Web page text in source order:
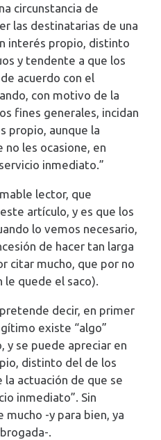
circunstancia de
las destinatarias de una
interés propio, distinto
y tendente a que los
acuerdo con el
con motivo de la
fines generales, incidan
propio, aunque la
les ocasione, en
inmediato.”
lector, que
artículo, y es que los
lo vemos necesario,
de hacer tan larga
citar mucho, que por no
quede el saco).
decir, en primer
existe “algo”
y se puede apreciar en
distinto del de los
la actuación de que se
inmediato”. Sin
mucho -y para bien, ya
.